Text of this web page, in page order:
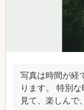
写真は時間が経
ります。 特別
見て、楽しんで